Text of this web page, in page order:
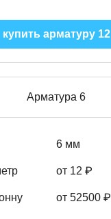
купить арматуру 12
Арматура 6
6 мм
от 12 ₽
от 52500 ₽